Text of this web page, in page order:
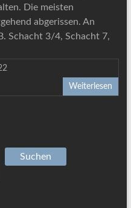
Die meisten
abgerissen. An
Schacht 3/4, Schacht 7,
Weiterlesen
Suchen